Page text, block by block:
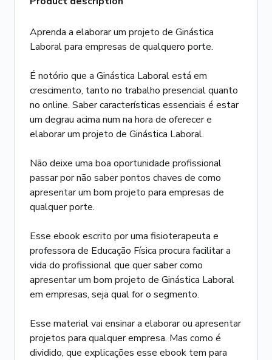
Aprenda a elaborar um projeto de Ginástica
Laboral para empresas de qualquero porte.
É notório que a Ginástica Laboral está em
crescimento, tanto no trabalho presencial quanto
no online. Saber características essenciais é estar
um degrau acima num na hora de oferecer e
elaborar um projeto de Ginástica Laboral.
Não deixe uma boa oportunidade profissional
passar por não saber pontos chaves de como
apresentar um bom projeto para empresas de
qualquer porte.
Esse ebook escrito por uma fisioterapeuta e
professora de Educação Física procura facilitar a
vida do profissional que quer saber como
apresentar um bom projeto de Ginástica Laboral
em empresas, seja qual for o segmento.
Esse material vai ensinar a elaborar ou apresentar
projetos para qualquer empresa. Mas como é
dividido, que explicações esse ebook tem para